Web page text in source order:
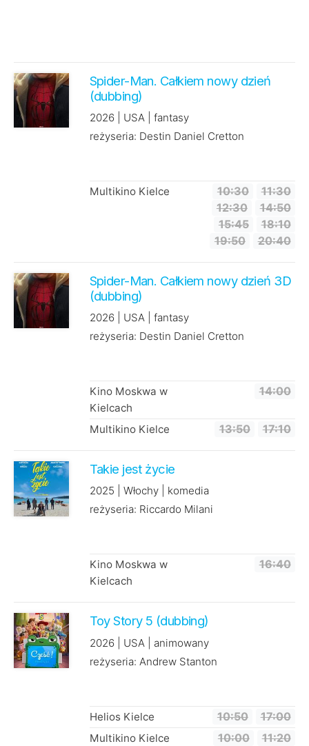
Spider-Man. Całkiem nowy dzień
(dubbing)
2026 | USA | fantasy
reżyseria: Destin Daniel Cretton
Multikino Kielce 10:30
11:30
12:30
14:50
15:45
18:10
19:50
20:40
Spider-Man. Całkiem nowy dzień 3D
(dubbing)
2026 | USA | fantasy
reżyseria: Destin Daniel Cretton
Kino Moskwa w
Kielcach
14:00
Multikino Kielce 13:50 17:10
Takie jest życie
2025 | Włochy | komedia
reżyseria: Riccardo Milani
Kino Moskwa w
Kielcach
16:40
Toy Story 5 (dubbing)
2026 | USA | animowany
reżyseria: Andrew Stanton
Helios Kielce 10:50
17:00
Multikino Kielce
10:00
11:20